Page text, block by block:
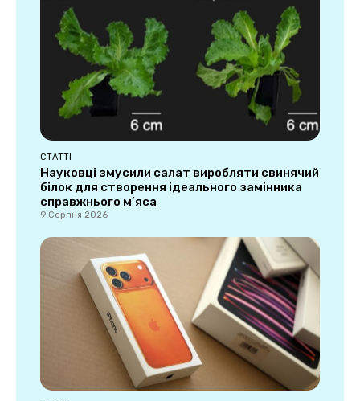
СТАТТІ
Науковці змусили салат виробляти свинячий
білок для створення ідеального замінника
справжнього м’яса
9 Серпня 2026